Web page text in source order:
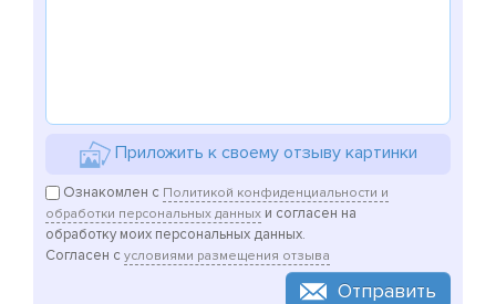
Приложить к своему отзыву картинки
Ознакомлен с Политикой конфиденциальности и
обработки персональных данных и согласен на
обработку моих персональных данных.
Согласен с условиями размещения отзыва
Отправить